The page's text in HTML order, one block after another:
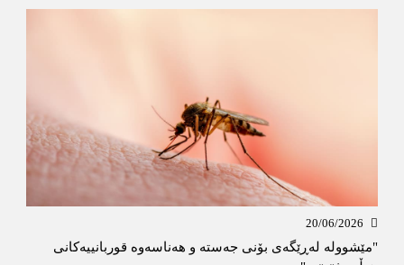
20/06/2026
"مێشوولە لەڕێگەی بۆنی جەستە و هەناسەوە قوربانییەكانی